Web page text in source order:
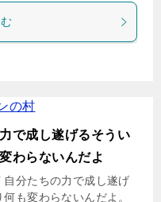
で成し遂げるそうい
わらないんだよ
自分たちの力で成し遂げ
も変わらないんだよ。